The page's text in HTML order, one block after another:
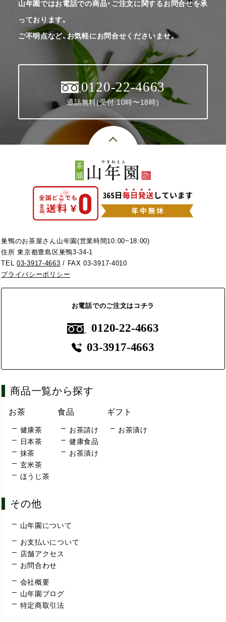
山年園ではお電話での商品・ご注文に関するお問合せを承
っております。
ご不明点など、お気軽にお問合せくださいませ。
0120-22-4663
通話無料(受付:10時〜18時)
巣鴨のお茶屋さん山年園(営業時間10:00~18:00)
住所 東京都豊島区巣鴨3-34-1
TEL03-3917-4663 / FAX 03-3917-4010
プライバシーポリシー
お電話でのご注文はコチラ
0120-22-4663
03-3917-4663
商品一覧から探す
お茶
健康茶
日本茶
抹茶
玄米茶
ほうじ茶
食品
お茶請け
健康食品
お茶漬け
ギフト
お茶漬け
その他
山年園について
お支払いについて
店舗アクセス
お問合わせ
会社概要
山年園ブログ
特定商取引法